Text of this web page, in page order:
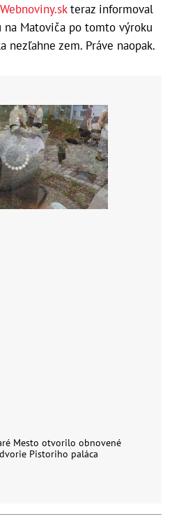
Webnoviny.skteraz informoval
Matoviča po tomto výroku
nezľahne zem. Práve naopak.
Mesto otvorilo obnovené
Pistoriho paláca